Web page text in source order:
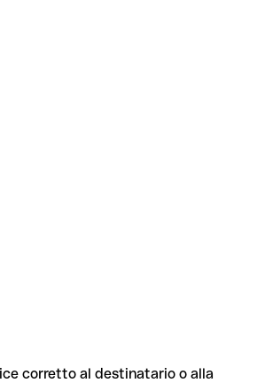
corretto al destinatario o alla